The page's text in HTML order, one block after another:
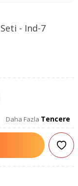
- Ind-7
Daha Fazla Tencere